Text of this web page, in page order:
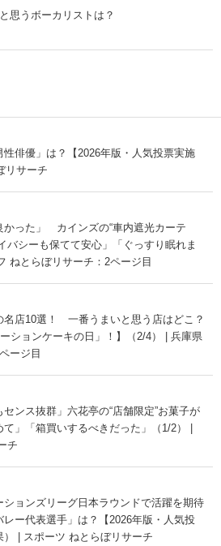
思うボーカリストは？
俳優」は？【2026年版・人気投票実施
リサーチ
かった」 カインズの“車内遮光カーテ
シーも保てて安心」「ぐっすり眠れま
ねとらぼリサーチ：2ページ目
名店10選！ 一番うまいと思う店はどこ？
ーションケーキの日」！】（2/4） | 兵庫県
ージ目
センス抜群」六花亭の“店舗限定”お菓子が
」「箱買いするべきだった」（1/2） |
チ
ションズリーグ日本ラウンドで活躍を期待
レー代表選手」は？【2026年版・人気投
| スポーツ ねとらぼリサーチ